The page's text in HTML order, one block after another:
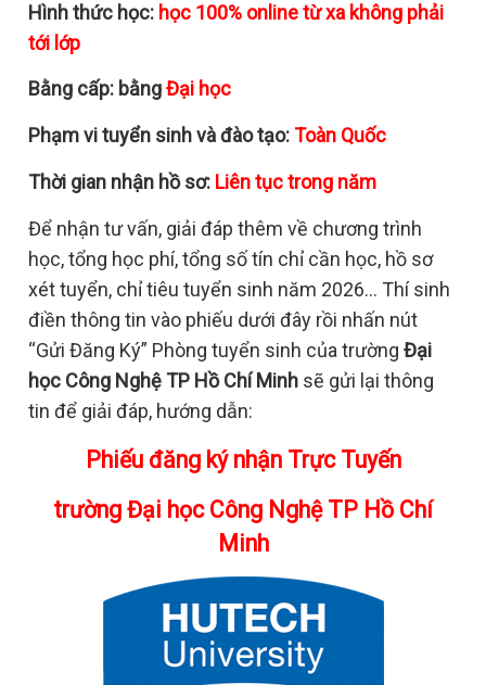
Hình thức học: học 100% online từ xa không phải
tới lớp
Bằng cấp: bằngĐại học
Phạm vi tuyển sinh và đào tạo:Toàn Quốc
Thời gian nhận hồ sơ: Liên tục trong năm
Để nhận tư vấn, giải đáp thêm về chương trình
học, tổng học phí, tổng số tín chỉ cần học, hồ sơ
xét tuyển, chỉ tiêu tuyển sinh năm 2026… Thí sinh
điền thông tin vào phiếu dưới đây rồi nhấn nút
“Gửi Đăng Ký” Phòng tuyển sinh của trườngĐại
học Công Nghệ TP Hồ Chí Minh sẽ gửi lại thông
tin để giải đáp, hướng dẫn:
Phiếu đăng ký nhận Trực Tuyến
trường Đại học Công Nghệ TP Hồ Chí
Minh